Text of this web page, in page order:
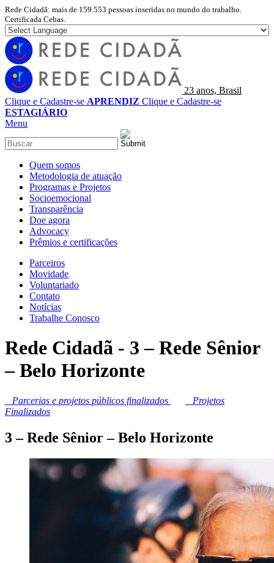
Rede Cidadã: mais de 159.553 pessoas inseridas no mundo do trabalho.
Certificada Cebas.
23 anos, Brasil
Clique e Cadastre-se APRENDIZ Clique e Cadastre-se
ESTAGIÁRIO
Menu
Quem somos
Metodologia de atuação
Programas e Projetos
Socioemocional
Transparência
Doe agora
Advocacy
Prêmios e certificações
Parceiros
Movidade
Voluntariado
Contato
Notícias
Trabalhe Conosco
Rede Cidadã - 3 – Rede Sênior
– Belo Horizonte
Parcerias e projetos públicos finalizados
Projetos
Finalizados
3 – Rede Sênior – Belo Horizonte